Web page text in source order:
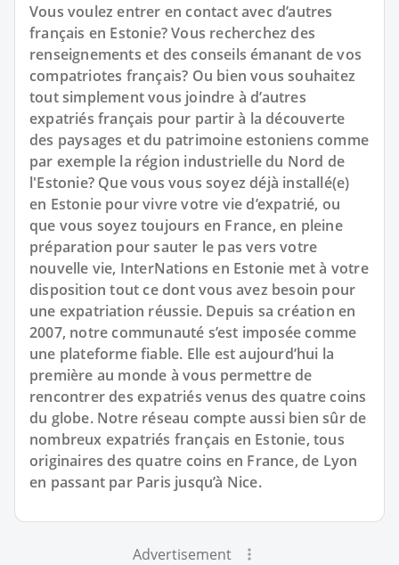
Vous voulez entrer en contact avec d’autres
français en Estonie? Vous recherchez des
renseignements et des conseils émanant de vos
compatriotes français? Ou bien vous souhaitez
tout simplement vous joindre à d’autres
expatriés français pour partir à la découverte
des paysages et du patrimoine estoniens comme
par exemple la région industrielle du Nord de
l'Estonie? Que vous vous soyez déjà installé(e)
en Estonie pour vivre votre vie d’expatrié, ou
que vous soyez toujours en France, en pleine
préparation pour sauter le pas vers votre
nouvelle vie, InterNations en Estonie met à votre
disposition tout ce dont vous avez besoin pour
une expatriation réussie. Depuis sa création en
2007, notre communauté s’est imposée comme
une plateforme fiable. Elle est aujourd’hui la
première au monde à vous permettre de
rencontrer des expatriés venus des quatre coins
du globe. Notre réseau compte aussi bien sûr de
nombreux expatriés français en Estonie, tous
originaires des quatre coins en France, de Lyon
en passant par Paris jusqu’à Nice.
Advertisement